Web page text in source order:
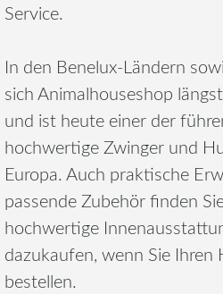
Service.
In den Benelux-Ländern
sich Animalhouseshop
und ist heute einer der
hochwertige Zwinger und
Europa. Auch praktische
passende Zubehör finden
hochwertige
dazukaufen, wenn Sie
bestellen.